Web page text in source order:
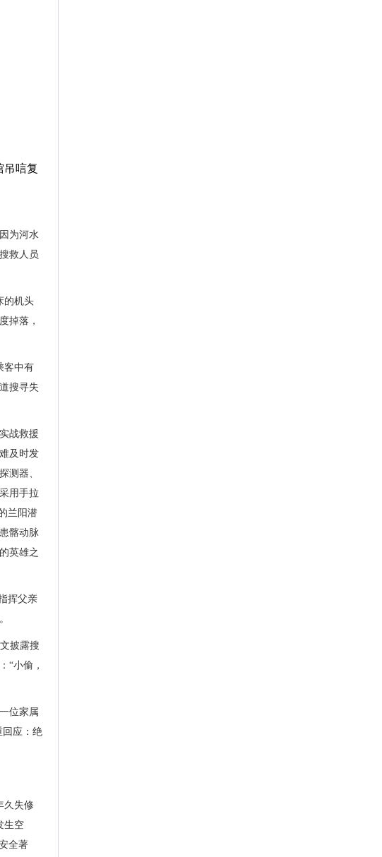
吊唁复
为河水
救人员
的机头
掉落，
客中有
搜寻失
战救援
及时发
测器、
用手拉
兰阳潜
髂动脉
英雄之
挥父亲
披露搜
“小偷，
位家属
回应：绝
久失修
生空
全著